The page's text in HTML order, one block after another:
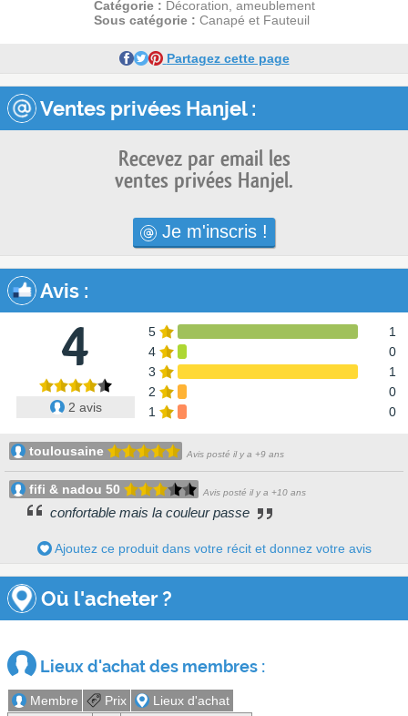
Catégorie : Décoration, ameublement
Sous catégorie : Canapé et Fauteuil
Partagez cette page
Ventes privées Hanjel :
Recevez par email les
ventes privées Hanjel.
Je m'inscris !
Avis :
4
2 avis
5
1
4
0
3
1
2
0
1
0
toulousaine Avis posté il y a +9 ans
fifi & nadou 50 Avis posté il y a +10 ans
confortable mais la couleur passe
Ajoutez ce produit dans votre récit et donnez votre avis
Où l'acheter ?
Lieux d'achat des membres :
Membre Prix
Lieux d'achat